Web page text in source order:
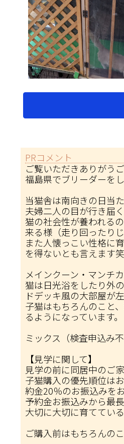
PRコメント
ご覧いただきありがうご
福島県でブリーダーを
当猫舎は南向きの日当
夫婦二人の目が行き届
猫の社会性が養われる
来る様（走り回ったり
また人懐っこい性格に
を得ないとも言えます
メインクーン・マンチ
猫は日光浴をしたり外
ドデッキ風の大部屋が
子猫はもちろんのこと
るようになっています。
ミックス（検査申込み
【見学に関して】
見学の前に同居中のご
子猫購入の優先順位は
約金20％のお振込みを
予約金お振込みから最
大切に大切に育ててい
ご購入前はもちろんの